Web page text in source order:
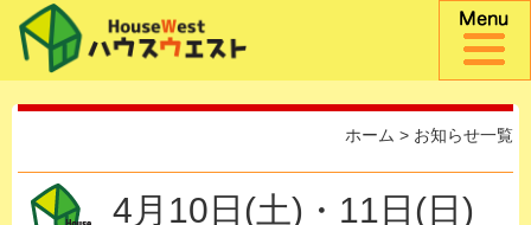
ホーム > お知らせ一覧
4月10日(土)・11日(日)